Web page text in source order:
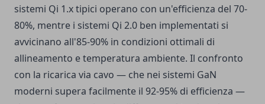
sistemi Qi 1.x tipici operano con un'efficienza del 70-
80%, mentre i sistemi Qi 2.0 ben implementati si
avvicinano all'85-90% in condizioni ottimali di
allineamento e temperatura ambiente. Il confronto
con la ricarica via cavo — che nei sistemi GaN
moderni supera facilmente il 92-95% di efficienza —